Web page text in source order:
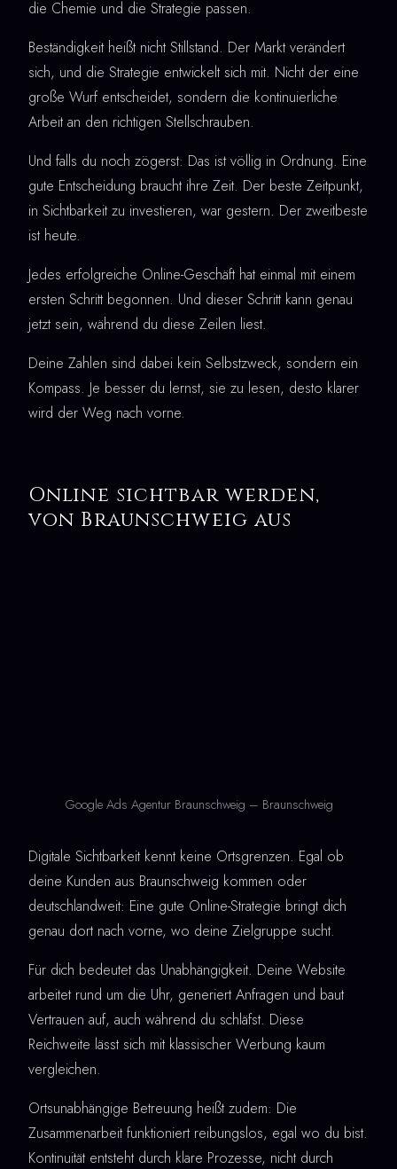
die Chemie und die Strategie passen.
Beständigkeit heißt nicht Stillstand. Der Markt verändert
sich, und die Strategie entwickelt sich mit. Nicht der eine
große Wurf entscheidet, sondern die kontinuierliche
Arbeit an den richtigen Stellschrauben.
Und falls du noch zögerst: Das ist völlig in Ordnung. Eine
gute Entscheidung braucht ihre Zeit. Der beste Zeitpunkt,
in Sichtbarkeit zu investieren, war gestern. Der zweitbeste
ist heute.
Jedes erfolgreiche Online-Geschäft hat einmal mit einem
ersten Schritt begonnen. Und dieser Schritt kann genau
jetzt sein, während du diese Zeilen liest.
Deine Zahlen sind dabei kein Selbstzweck, sondern ein
Kompass. Je besser du lernst, sie zu lesen, desto klarer
wird der Weg nach vorne.
Online sichtbar werden,
von Braunschweig aus
Google Ads Agentur Braunschweig – Braunschweig
Digitale Sichtbarkeit kennt keine Ortsgrenzen. Egal ob
deine Kunden aus Braunschweig kommen oder
deutschlandweit: Eine gute Online-Strategie bringt dich
genau dort nach vorne, wo deine Zielgruppe sucht.
Für dich bedeutet das Unabhängigkeit. Deine Website
arbeitet rund um die Uhr, generiert Anfragen und baut
Vertrauen auf, auch während du schläfst. Diese
Reichweite lässt sich mit klassischer Werbung kaum
vergleichen.
Ortsunabhängige Betreuung heißt zudem: Die
Zusammenarbeit funktioniert reibungslos, egal wo du bist.
Kontinuität entsteht durch klare Prozesse, nicht durch